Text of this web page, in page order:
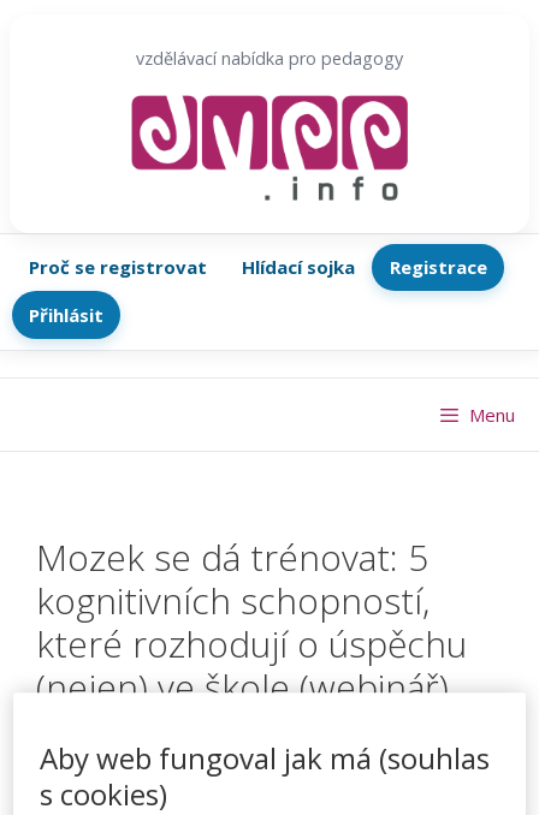
vzdělávací nabídka pro pedagogy
Proč se registrovat Hlídací sojka
Registrace
Přihlásit
Mozek se dá trénovat: 5
kognitivních schopností,
které rozhodují o úspěchu
(nejen) ve škole (webinář)
PořádáZřetel, s.r.o.
Menu
Aby web fungoval jak má (souhlas
s cookies)